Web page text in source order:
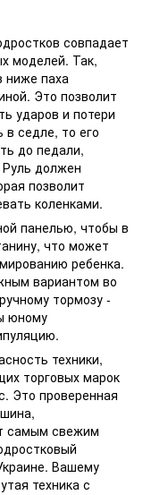
совпадает
моделей. Так,
ниже паха
Это позволит
ударов и потери
в седле, то его
до педали,
должен
позволит
коленками.
панелью, чтобы в
что может
ребенка.
вариантом во
тормозу -
юному
техники,
торговых марок
Это проверенная
самым свежим
Вашему
техника с